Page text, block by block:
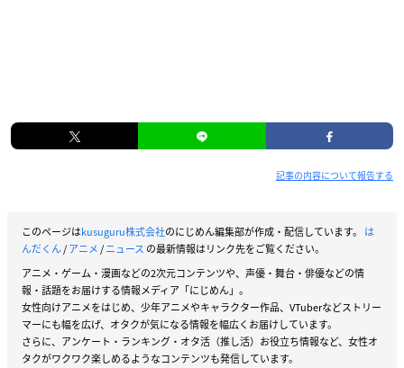
記事の内容について報告する
このページはkusuguru株式会社のにじめん編集部が作成・配信しています。 は
んだくん/アニメ/ニュース の最新情報はリンク先をご覧ください。
アニメ・ゲーム・漫画などの2次元コンテンツや、声優・舞台・俳優などの情
報・話題をお届けする情報メディア「にじめん」。
女性向けアニメをはじめ、少年アニメやキャラクター作品、VTuberなどストリー
マーにも幅を広げ、オタクが気になる情報を幅広くお届けしています。
さらに、アンケート・ランキング・オタ活（推し活）お役立ち情報など、女性オ
タクがワクワク楽しめるようなコンテンツも発信しています。